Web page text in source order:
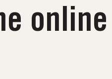
online